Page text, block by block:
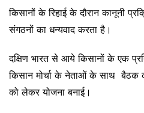
किसानों के रिहाई के दौरान कानूनी
संगठनों का धन्यवाद करता है।
दक्षिण भारत से आये किसानों के एक
किसान मोर्चा के नेताओं के साथ
को लेकर योजना बनाई।